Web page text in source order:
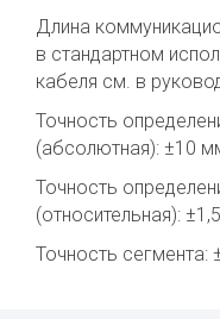
Длина
в стандартном
кабеля см. в
Точность
(абсолютная): ±10
Точность
(относительная):
Точность сегмента: